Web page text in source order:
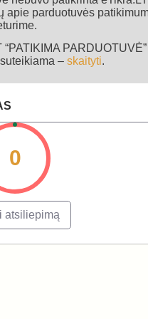
apie parduotuvės
PARDUOTUVĖ”
– skaityti.
0
atsiliepimą